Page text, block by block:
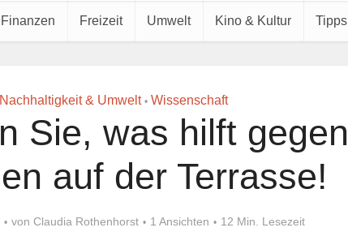
Finanzen Freizeit Umwelt Kino & Kultur Tipps
Nachhaltigkeit & Umwelt • Wissenschaft
Sie, was hilft gegen
auf der Terrasse!
von Claudia Rothenhorst 1 Ansichten 12 Min. Lesezeit